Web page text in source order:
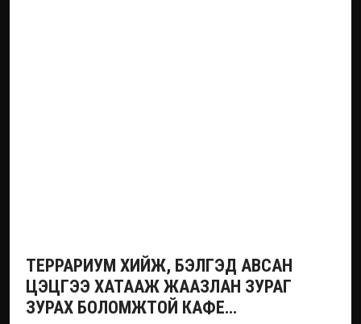
ТЕРРАРИУМ ХИЙЖ, БЭЛГЭД АВСАН
ЦЭЦГЭЭ ХАТААЖ ЖААЗЛАН ЗУРАГ
ЗУРАХ БОЛОМЖТОЙ КАФЕ…